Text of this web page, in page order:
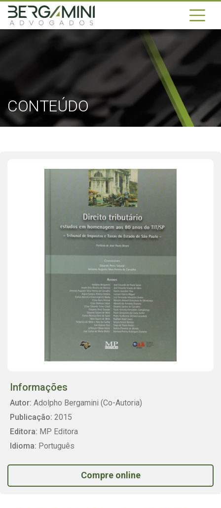
CONTEÚDO
Informações
Autor: Adolpho Bergamini (Co-Autoria)
Publicação: 2015
Editora: MP Editora
Idioma: Português
Compre online